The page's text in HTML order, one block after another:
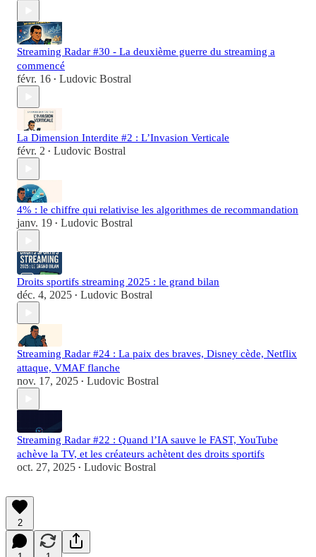
Streaming Radar #30 - La deuxième guerre du streaming a
commencé
févr. 16 • Ludovic Bostral
La Dimension Interdite #2 : L’Invasion Verticale
févr. 2 • Ludovic Bostral
4% : le chiffre qui relativise les algorithmes de recommandation
janv. 19 • Ludovic Bostral
Droits sportifs streaming 2025 : le grand bilan
déc. 4, 2025 • Ludovic Bostral
Streaming Radar #24 : La paix des braves, Disney cède, Netflix
attaque, VMAF flanche
nov. 17, 2025 • Ludovic Bostral
Streaming Radar #22 : Quand l’IA sauve le FAST, YouTube
achève la TV, et les créateurs achètent des droits sportifs
oct. 27, 2025 • Ludovic Bostral
2